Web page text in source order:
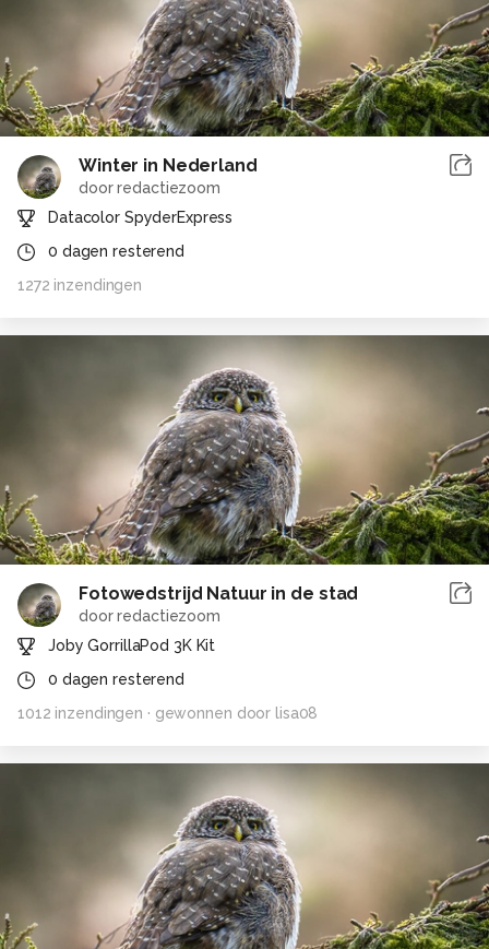
Winter in Nederland
doorredactiezoom
Datacolor SpyderExpress
0 dagen resterend
1272 inzendingen
Fotowedstrijd Natuur in de stad
doorredactiezoom
Joby GorrillaPod 3K Kit
0 dagen resterend
1012 inzendingen · gewonnen door lisa08